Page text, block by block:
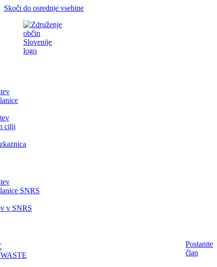
Skoči do osrednje vsebine
cilji
SNRS
v SNRS
Postanite
član